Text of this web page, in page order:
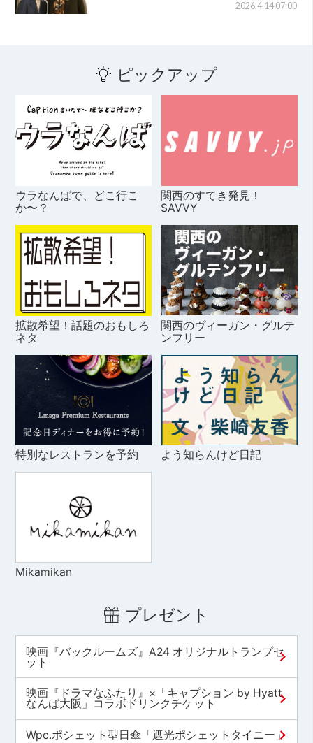
2026.4.14 07:00
ピックアップ
ウラなんばで、どこ行こ
か〜？
関西のすてき発見！
SAVVY
拡散希望！話題のおもしろ
ネタ
関西のヴィーガン・グルテ
ンフリー
特別なレストランを予約 よう知らんけど日記
Mikamikan
プレゼント
映画『バックルームズ』A24 オリジナルトランプセ
ット
映画『ドラマなふたり』×「キャプション by Hyatt
なんば大阪」コラボドリンクチケット
Wpc.ポシェット型日傘「遮光ポシェットタイニー」